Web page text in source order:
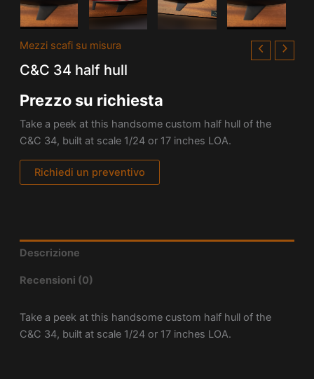
Mezzi scafi su misura
C&C 34 half hull
Prezzo su richiesta
Take a peek at this handsome custom half hull of the
C&C 34, built at scale 1/24 or 17 inches LOA.
Richiedi un preventivo
Descrizione
Recensioni (0)
Take a peek at this handsome custom half hull of the
C&C 34, built at scale 1/24 or 17 inches LOA.